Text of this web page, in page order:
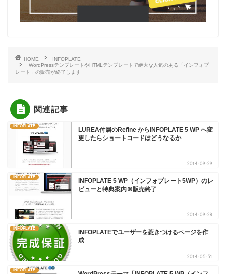
HOME
INFOPLATE
WordPressテンプレートやHTMLテンプレートで絶大な人気のある「インフォプ
レート」の販売が終了します
関連記事
INFOPLATE
LUREA付属のRefine からINFOPLATE 5 WP へ変
更したらショートコードはどうなるか
2014-09-29
INFOPLATE
INFOPLATE 5 WP（インフォプレート5WP）のレ
ビューと特典案内※販売終了
2014-09-28
INFOPLATE
INFOPLATEでユーザーを惹きつけるページを作
成
2014-05-31
INFOPLATE